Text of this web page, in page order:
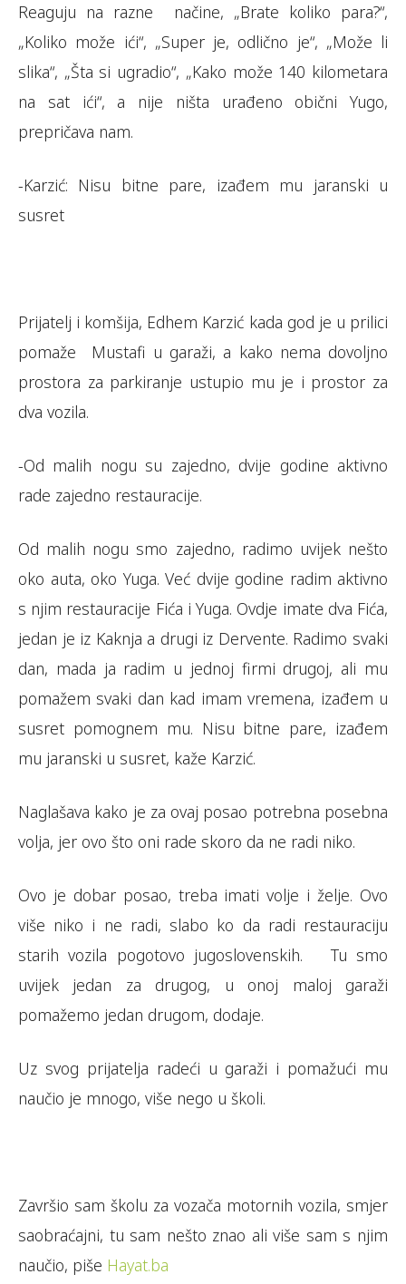
Reaguju na razne načine, „Brate koliko para?“,
„Koliko može ići“, „Super je, odlično je“, „Može li
slika“, „Šta si ugradio“, „Kako može 140 kilometara
na sat ići“, a nije ništa urađeno obični Yugo,
prepričava nam.
-Karzić: Nisu bitne pare, izađem mu jaranski u
susret
Prijatelj i komšija, Edhem Karzić kada god je u prilici
pomaže Mustafi u garaži, a kako nema dovoljno
prostora za parkiranje ustupio mu je i prostor za
dva vozila.
-Od malih nogu su zajedno, dvije godine aktivno
rade zajedno restauracije.
Od malih nogu smo zajedno, radimo uvijek nešto
oko auta, oko Yuga. Već dvije godine radim aktivno
s njim restauracije Fića i Yuga. Ovdje imate dva Fića,
jedan je iz Kaknja a drugi iz Dervente. Radimo svaki
dan, mada ja radim u jednoj firmi drugoj, ali mu
pomažem svaki dan kad imam vremena, izađem u
susret pomognem mu. Nisu bitne pare, izađem
mu jaranski u susret, kaže Karzić.
Naglašava kako je za ovaj posao potrebna posebna
volja, jer ovo što oni rade skoro da ne radi niko.
Ovo je dobar posao, treba imati volje i želje. Ovo
više niko i ne radi, slabo ko da radi restauraciju
starih vozila pogotovo jugoslovenskih. Tu smo
uvijek jedan za drugog, u onoj maloj garaži
pomažemo jedan drugom, dodaje.
Uz svog prijatelja radeći u garaži i pomažući mu
naučio je mnogo, više nego u školi.
Završio sam školu za vozača motornih vozila, smjer
saobraćajni, tu sam nešto znao ali više sam s njim
naučio, piše Hayat.ba